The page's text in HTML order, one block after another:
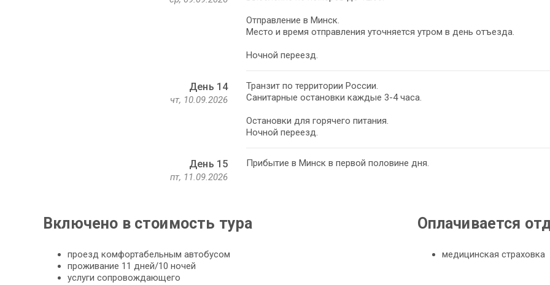
Отправление в Минск.
Место и время отправления уточняется утром в день отъезда.
Ночной переезд.
День 14
чт, 10.09.2026
Транзит по территории России.
Санитарные остановки каждые 3-4 часа.
Остановки для горячего питания.
Ночной переезд.
День 15
пт, 11.09.2026
Прибытие в Минск в первой половине дня.
Включено в стоимость тура
проезд комфортабельным автобусом
проживание 11 дней/10 ночей
услуги сопровождающего
Оплачивается
медицинская страховка